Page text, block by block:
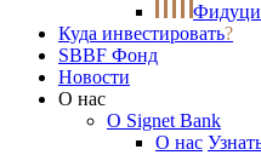
Куда инвестировать?
SBBF Фонд
Новости
О нас
O Signet Bank
О нас